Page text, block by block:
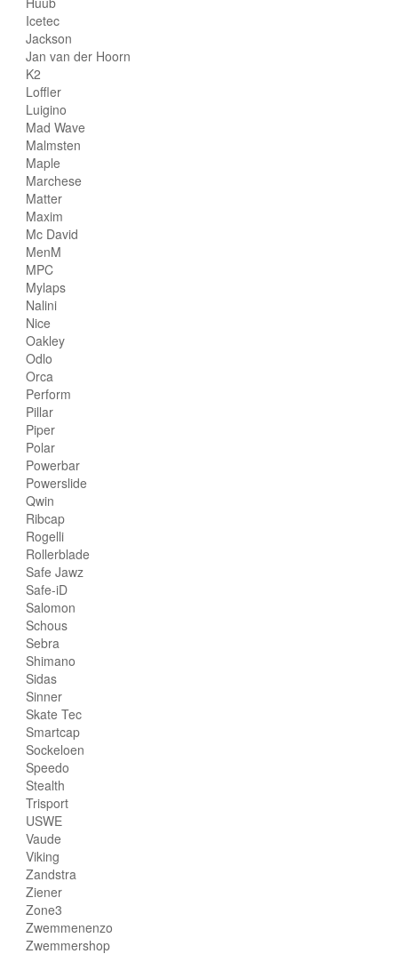
Icetec
Jackson
Jan van der Hoorn
K2
Loffler
Luigino
Mad Wave
Malmsten
Maple
Marchese
Matter
Maxim
Mc David
MenM
MPC
Mylaps
Nalini
Nice
Oakley
Odlo
Orca
Perform
Pillar
Piper
Polar
Powerbar
Powerslide
Qwin
Ribcap
Rogelli
Rollerblade
Safe Jawz
Safe-iD
Salomon
Schous
Sebra
Shimano
Sidas
Sinner
Skate Tec
Smartcap
Sockeloen
Speedo
Stealth
Trisport
USWE
Vaude
Viking
Zandstra
Ziener
Zone3
Zwemmenenzo
Zwemmershop